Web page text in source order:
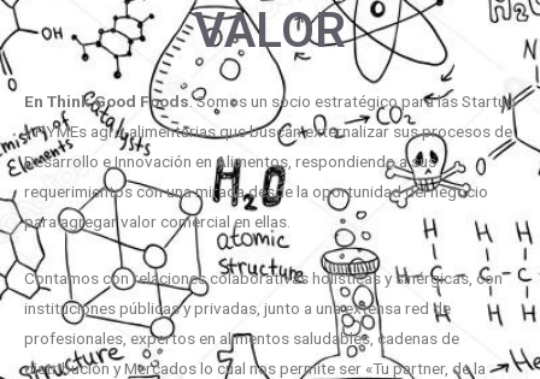
VALOR
En ThinkGood Foods. Somos un socio estratégico para las Startup
y PYMEs agro-alimentarias que buscan externalizar sus procesos de
Desarrollo e Innovación en Alimentos, respondiendo a sus
requerimientos con una mirada desde la oportunidad del negocio
para agregar valor comercial en ellas.
Contamos con relaciones colaborativas holísticas y sinérgicas, con
instituciones públicas y privadas, junto a una extensa red de
profesionales, expertos en alimentos saludables, cadenas de
distribución y Mercados lo cual nos permite ser «Tu partner, de la